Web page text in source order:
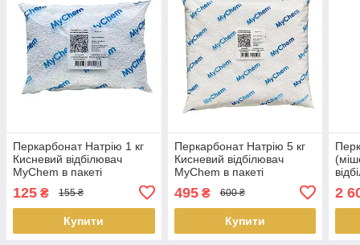
Перкарбонат Натрію 1 кг
Кисневий відбілювач
MyChem в пакеті
(персоль, чудо порошок)
125 ₴ 155 ₴
Купити
Перкарбонат Натрію 5 кг
Кисневий відбілювач
MyChem в пакеті
(персоль, чудо порошок)
495₴ 600 ₴
Купити
2